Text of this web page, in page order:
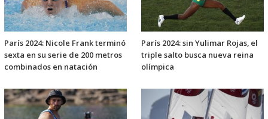
París 2024: Nicole Frank terminó
sexta en su serie de 200 metros
combinados en natación
París 2024: sin Yulimar Rojas, el
triple salto busca nueva reina
olímpica